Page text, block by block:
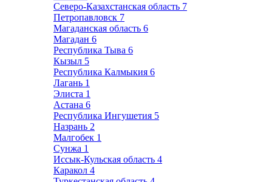
Северо-Казахстанская область 7
Петропавловск 7
Магаданская область 6
Магадан 6
Республика Тыва 6
Кызыл 5
Республика Калмыкия 6
Лагань 1
Элиста 1
Астана 6
Республика Ингушетия 5
Назрань 2
Малгобек 1
Сунжа 1
Иссык-Кульская область 4
Каракол 4